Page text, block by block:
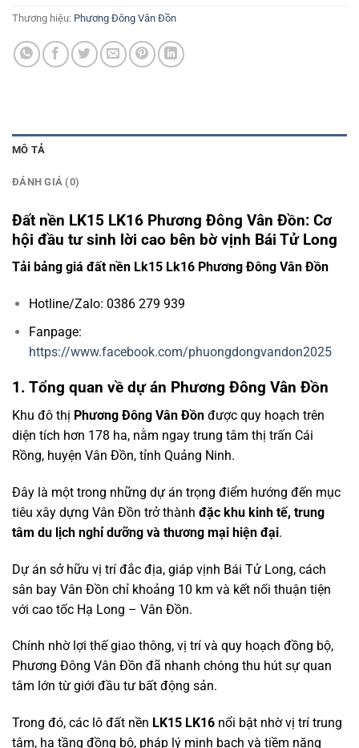
Thương hiệu: Phương Đông Vân Đồn
MÔ TẢ
ĐÁNH GIÁ (0)
Đất nền LK15 LK16 Phương Đông Vân Đồn: Cơ
hội đầu tư sinh lời cao bên bờ vịnh Bái Tử Long
Tải bảng giá đất nền Lk15 Lk16 Phương Đông Vân Đồn
Hotline/Zalo: 0386 279 939
Fanpage:
https://www.facebook.com/phuongdongvandon2025
1. Tổng quan về dự án Phương Đông Vân Đồn
Khu đô thị Phương Đông Vân Đồn được quy hoạch trên
diện tích hơn 178 ha, nằm ngay trung tâm thị trấn Cái
Rồng, huyện Vân Đồn, tỉnh Quảng Ninh.
Đây là một trong những dự án trọng điểm hướng đến mục
tiêu xây dựng Vân Đồn trở thành đặc khu kinh tế, trung
tâm du lịch nghỉ dưỡng và thương mại hiện đại.
Dự án sở hữu vị trí đắc địa, giáp vịnh Bái Tử Long, cách
sân bay Vân Đồn chỉ khoảng 10 km và kết nối thuận tiện
với cao tốc Hạ Long – Vân Đồn.
Chính nhờ lợi thế giao thông, vị trí và quy hoạch đồng bộ,
Phương Đông Vân Đồn đã nhanh chóng thu hút sự quan
tâm lớn từ giới đầu tư bất động sản.
Trong đó, các lô đất nền LK15 LK16 nổi bật nhờ vị trí trung
tâm, hạ tầng đồng bộ, pháp lý minh bạch và tiềm năng